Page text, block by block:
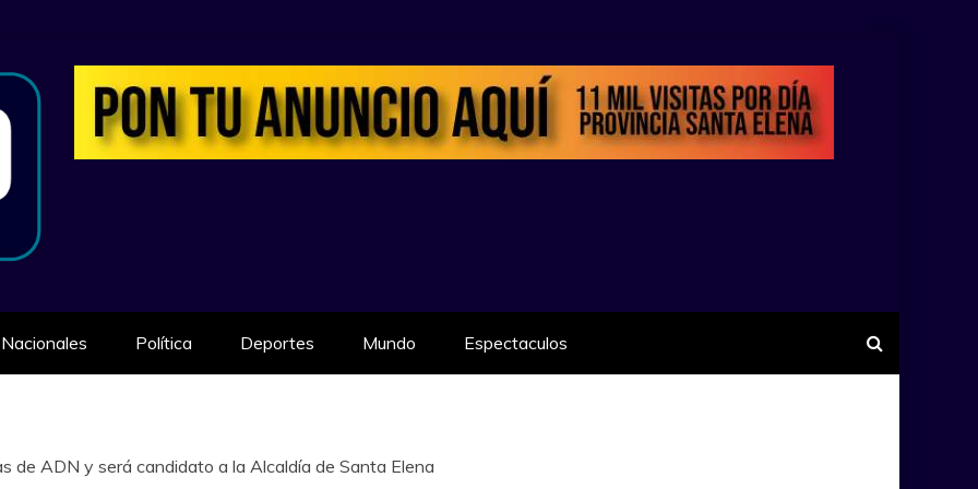
Nacionales Política Deportes Mundo Espectaculos
de ADN y será candidato a la Alcaldía de Santa Elena